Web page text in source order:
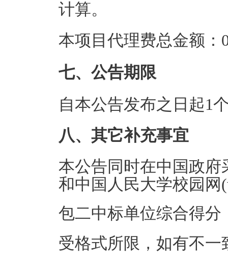
计算。
本项目代理费总金额：
七、公告期限
自本公告发布之日起1
八、其它补充事宜
本公告同时在中国政府
和中国人民大学校园网
包二中标单位综合得分
受格式所限，如有不